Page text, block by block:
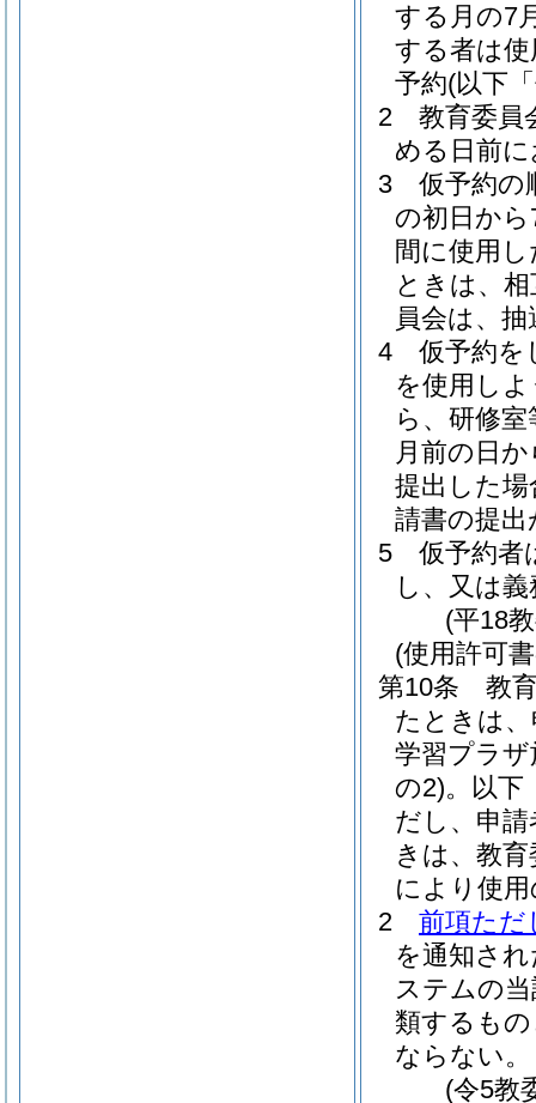
する月の7
する者は
予約(以下
2
教育委員
める日前
3
仮予約の
の初日か
間に使用
ときは、
員会は、
4
仮予約を
を使用し
ら、研修
月前の日
提出した
請書の提
5
仮予約者
し、又は
(平18
(使用許可
第10条
教
たときは
学習プラザ
の2)。以下
だし、申
きは、教
により使
2
前項ただ
を通知さ
ステムの
類するも
ならない。
(令5教